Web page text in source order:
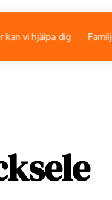
kan vi hjälpa dig